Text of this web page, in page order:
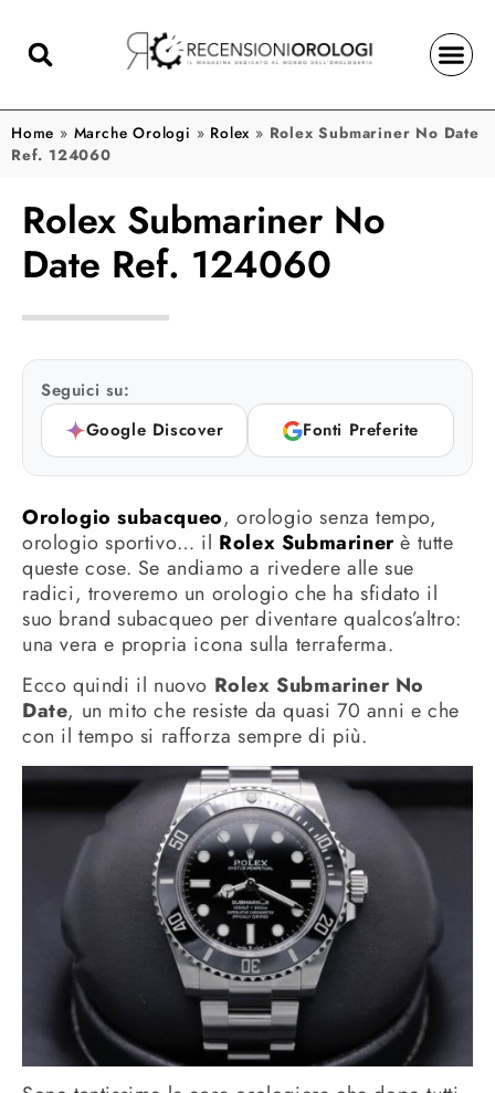
Home » Marche Orologi » Rolex » Rolex Submariner No Date
Ref. 124060
Rolex Submariner No
Date Ref. 124060
Seguici su:
Google Discover
Fonti Preferite
Orologio subacqueo, orologio senza tempo,
orologio sportivo… il Rolex Submarinerè tutte
queste cose. Se andiamo a rivedere alle sue
radici, troveremo un orologio che ha sfidato il
suo brand subacqueo per diventare qualcos’altro:
una vera e propria icona sulla terraferma.
Ecco quindi il nuovo Rolex Submariner No
Date, un mito che resiste da quasi 70 anni e che
con il tempo si rafforza sempre di più.